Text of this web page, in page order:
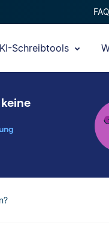
FAQ
KI-Schreibtools